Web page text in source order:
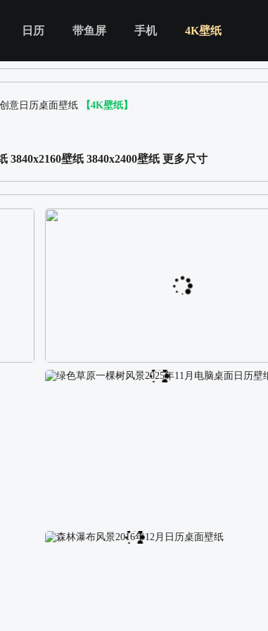
日历 带鱼屏 手机 4K壁纸
意日历桌面壁纸 【4K壁纸】
3840x2160壁纸 3840x2400壁纸 更多尺寸
校园长发可爱美女4K电脑壁纸
绿色草原一棵树风景2025年11月电脑桌面日历壁纸